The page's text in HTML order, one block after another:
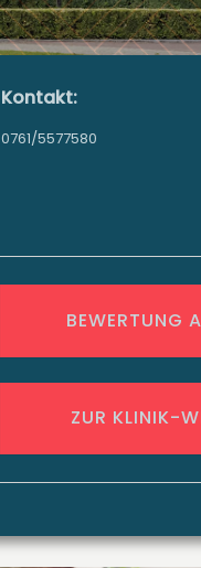
Kontakt:
0761/5577580
BEWERTUNG
ZUR KLINIK-